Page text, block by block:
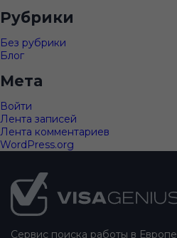
Рубрики
Без рубрики
Блог
Мета
Войти
Лента записей
Лента комментариев
WordPress.org
Подвал
сайта
Сервис поиска работы в Европе